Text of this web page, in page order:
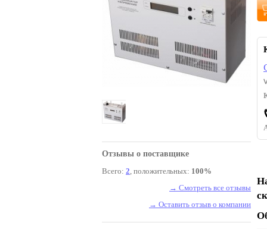
Отзывы о поставщике
Всего: 2, положительных: 100%
→ Смотреть все отзывы
→ Оставить отзыв о компании